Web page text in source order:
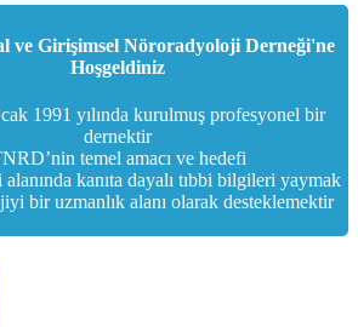
ve Girişimsel Nöroradyoloji Derneği'ne
Hoşgeldiniz
1991 yılında kurulmuş profesyonel bir
dernektir
temel amacı ve hedefi
kanıta dayalı tıbbi bilgileri yaymak
bir uzmanlık alanı olarak desteklemektir